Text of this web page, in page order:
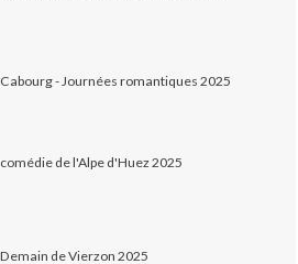
- Journées romantiques 2025
de l'Alpe d'Huez 2025
de Vierzon 2025